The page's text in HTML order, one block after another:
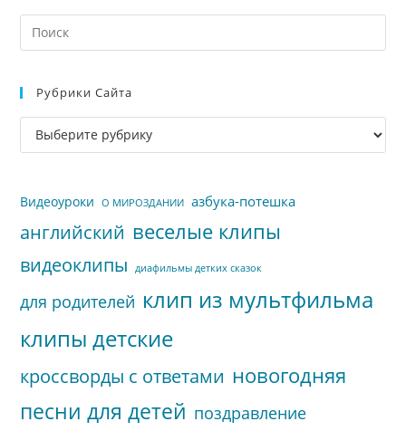
Рубрики Сайта
Рубрики
сайта
Видеоуроки О МИРОЗДАНИИ азбука-потешка
английский веселые клипы
видеоклипы диафильмы детких сказок
для родителей клип из мультфильма
клипы детские
кроссворды с ответами новогодняя
песни для детей поздравление